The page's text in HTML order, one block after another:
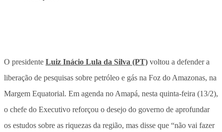
O presidente Luiz Inácio Lula da Silva (PT) voltou a defender a
liberação de pesquisas sobre petróleo e gás na Foz do Amazonas, na
Margem Equatorial. Em agenda no Amapá, nesta quinta-feira (13/2),
o chefe do Executivo reforçou o desejo do governo de aprofundar
os estudos sobre as riquezas da região, mas disse que “não vai fazer